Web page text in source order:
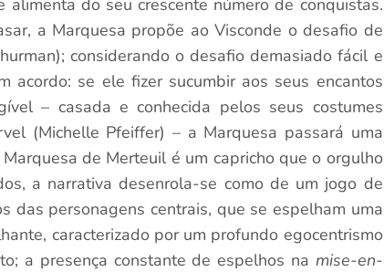
alimenta do seu crescente número de conquistas.
a Marquesa propõe ao Visconde o desafio de
considerando o desafio demasiado fácil e
acordo: se ele fizer sucumbir aos seus encantos
– casada e conhecida pelos seus costumes
(Michelle Pfeiffer) – a Marquesa passará uma
de Merteuil é um capricho que o orgulho
a narrativa desenrola-se como de um jogo de
das personagens centrais, que se espelham uma
caracterizado por um profundo egocentrismo
a presença constante de espelhos na mise-en-